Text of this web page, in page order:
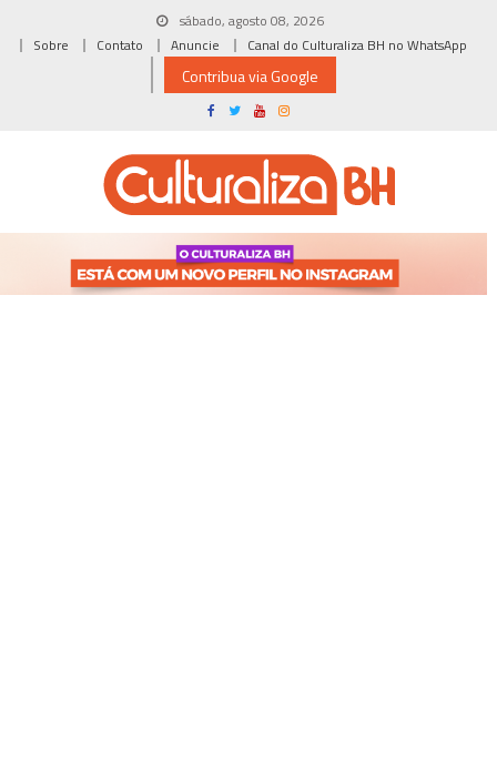
sábado, agosto 08, 2026
Sobre
Contato Anuncie Canal do Culturaliza BH no WhatsApp
Contribua via Google